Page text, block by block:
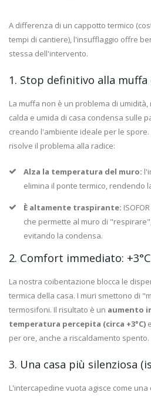
A differenza di un cappotto termico
tempi di cantiere), l'insufflaggio offre
stessa dell'intervento.
1. Stop definitivo alla muffa
La muffa non è un problema di umidità,
calda e umida di casa condensa sulle
creando l'ambiente ideale per le
risolve il problema alla radice:
Alza la temperatura del muro:
elimina il ponte termico, rendendo
È altamente traspirante:
che permette al muro di
evitando la condensa.
2. Comfort immediato:
La nostra coibentazione blocca le
termica della casa. I muri smettono di
termosifoni. Il risultato è un aumento
temperatura percepita (circa +3°C)
per ore, anche a riscaldamento spento.
3. Una casa più silenziosa
L'intercapedine vuota agisce come una